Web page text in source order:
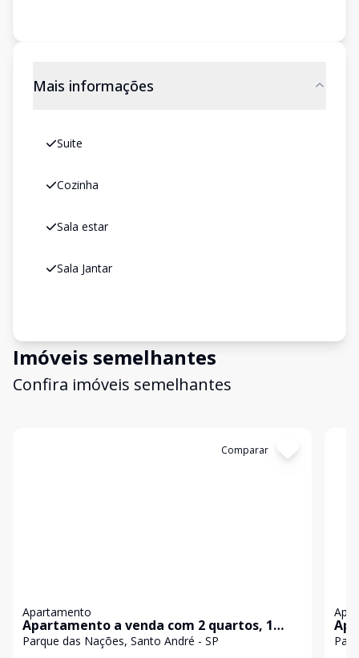
Mais informações
Suite
Cozinha
Sala estar
Sala Jantar
Imóveis semelhantes
Confira imóveis semelhantes
Comparar
Apartamento
Apartamento a venda com 2 quartos, 1
vaga, área gourmet - Parque das Nações,
Parque das Nações, Santo André - SP